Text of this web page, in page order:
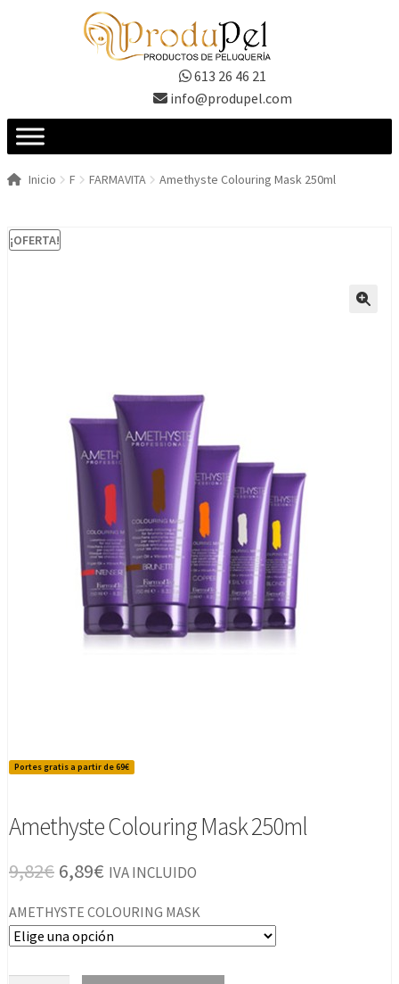
613 26 46 21
info@produpel.com
Inicio F FARMAVITA Amethyste Colouring Mask 250ml
¡OFERTA!
Portes gratis a partir de 69€
Amethyste Colouring Mask 250ml
9,82€ El
precio
original
6,89€ El
precio
actual
IVA INCLUIDO
AMETHYSTE COLOURING MASK